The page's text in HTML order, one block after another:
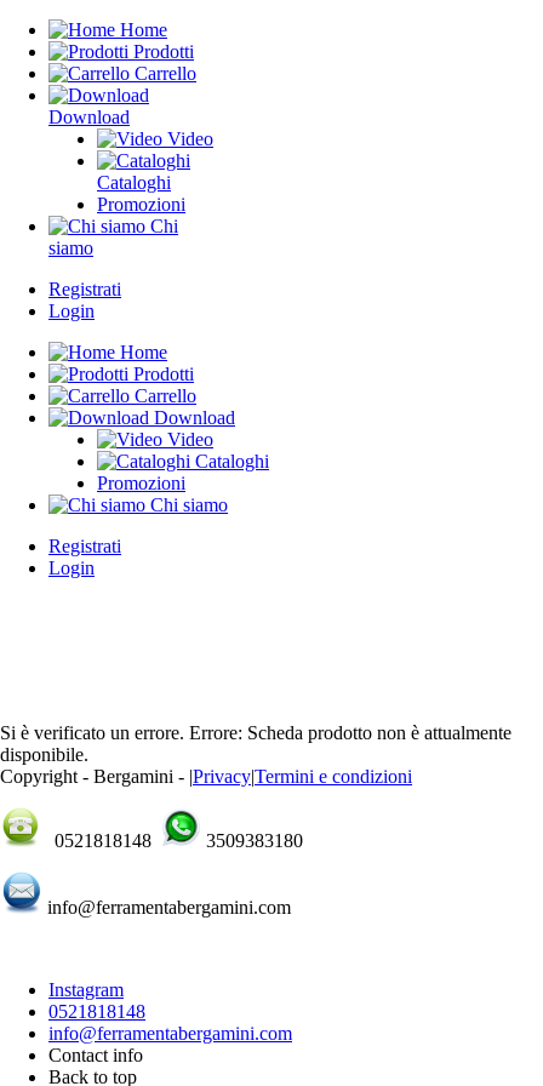
Home
Prodotti
Carrello
Download
Video
Cataloghi
Promozioni
Chi
siamo
Registrati
Login
Home
Prodotti
Carrello
Download
Video
Cataloghi
Promozioni
Chi siamo
Registrati
Login
Si è verificato un errore. Errore: Scheda prodotto non è attualmente
disponibile.
Copyright - Bergamini - |Privacy|Termini e condizioni
0521818148 3509383180
info@ferramentabergamini.com
Instagram
0521818148
info@ferramentabergamini.com
Contact info
Back to top